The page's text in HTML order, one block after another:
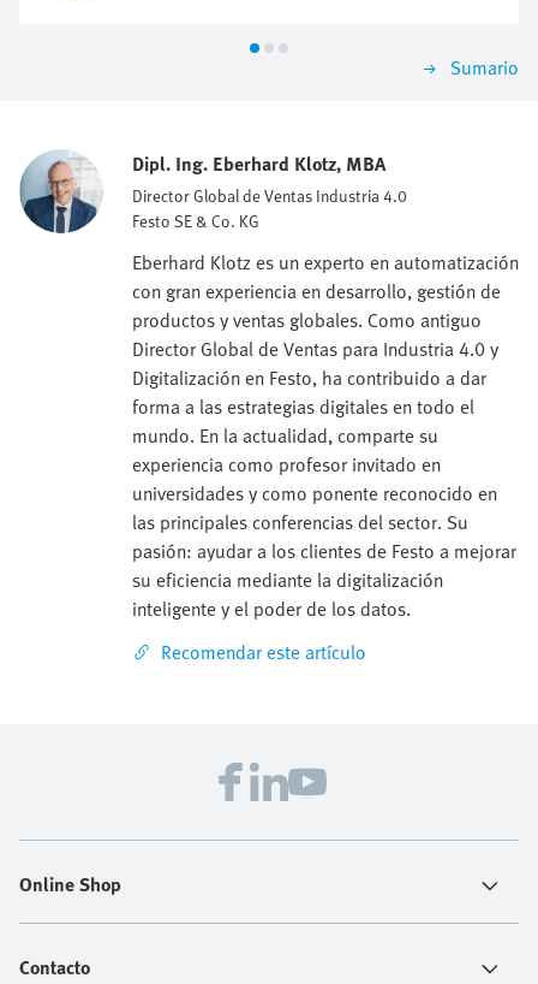
Sumario
Dipl. Ing. Eberhard Klotz, MBA
Director Global de Ventas Industria 4.0
Festo SE & Co. KG
Eberhard Klotz es un experto en automatización
con gran experiencia en desarrollo, gestión de
productos y ventas globales. Como antiguo
Director Global de Ventas para Industria 4.0 y
Digitalización en Festo, ha contribuido a dar
forma a las estrategias digitales en todo el
mundo. En la actualidad, comparte su
experiencia como profesor invitado en
universidades y como ponente reconocido en
las principales conferencias del sector. Su
pasión: ayudar a los clientes de Festo a mejorar
su eficiencia mediante la digitalización
inteligente y el poder de los datos.
Recomendar este artículo
Online Shop
Contacto